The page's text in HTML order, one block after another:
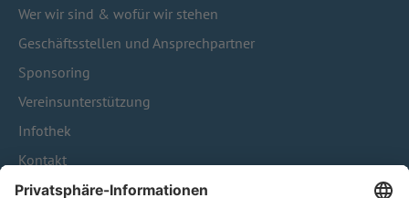
Wer wir sind & wofür wir stehen
Geschäftsstellen und Ansprechpartner
Sponsoring
Vereinsunterstützung
Infothek
Kontakt